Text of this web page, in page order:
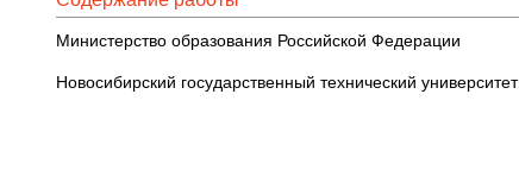
Министерство образования Российской Федерации
Новосибирский государственный технический университет